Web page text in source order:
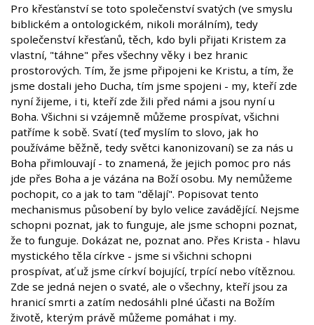
Pro křesťanství se toto společenství svatých (ve smyslu
biblickém a ontologickém, nikoli morálním), tedy
společenství křesťanů, těch, kdo byli přijati Kristem za
vlastní, "táhne" přes všechny věky i bez hranic
prostorových. Tím, že jsme připojeni ke Kristu, a tím, že
jsme dostali jeho Ducha, tím jsme spojeni - my, kteří zde
nyní žijeme, i ti, kteří zde žili před námi a jsou nyní u
Boha. Všichni si vzájemně můžeme prospívat, všichni
patříme k sobě. Svatí (teď myslím to slovo, jak ho
používáme běžně, tedy světci kanonizovaní) se za nás u
Boha přimlouvají - to znamená, že jejich pomoc pro nás
jde přes Boha a je vázána na Boží osobu. My nemůžeme
pochopit, co a jak to tam "dělají". Popisovat tento
mechanismus působení by bylo velice zavádějící. Nejsme
schopni poznat, jak to funguje, ale jsme schopni poznat,
že to funguje. Dokázat ne, poznat ano. Přes Krista - hlavu
mystického těla církve - jsme si všichni schopni
prospívat, ať už jsme církví bojující, trpící nebo vítěznou.
Zde se jedná nejen o svaté, ale o všechny, kteří jsou za
hranicí smrti a zatím nedosáhli plné účasti na Božím
životě, kterým právě můžeme pomáhat i my.